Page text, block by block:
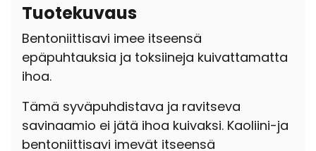
Tuotekuvaus
Bentoniittisavi imee itseensä
epäpuhtauksia ja toksiineja kuivattamatta
ihoa.
Tämä syväpuhdistava ja ravitseva
savinaamio ei jätä ihoa kuivaksi. Kaoliini-ja
bentoniittisavi imevät itseensä